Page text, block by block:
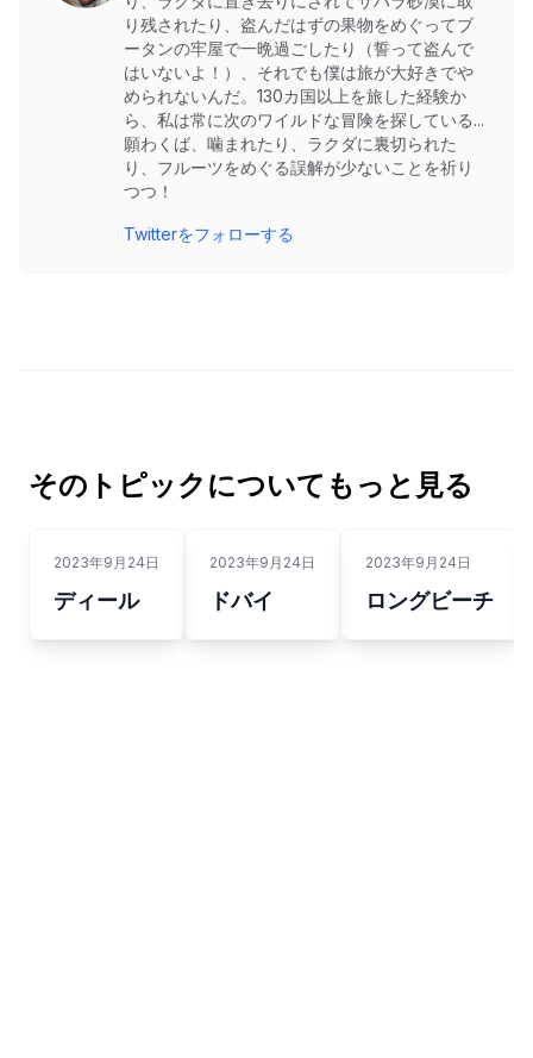
り残されたり、盗んだはずの果物をめぐってブ
ータンの牢屋で一晩過ごしたり（誓って盗んで
はいないよ！）、それでも僕は旅が大好きでや
められないんだ。130カ国以上を旅した経験か
ら、私は常に次のワイルドな冒険を探している...
願わくば、噛まれたり、ラクダに裏切られた
り、フルーツをめぐる誤解が少ないことを祈り
つつ！
Twitterをフォローする
そのトピックについてもっと見る
2023年9月24日
ディール
2023年9月24日
ドバイ
2023年9月24日
ロングビーチ